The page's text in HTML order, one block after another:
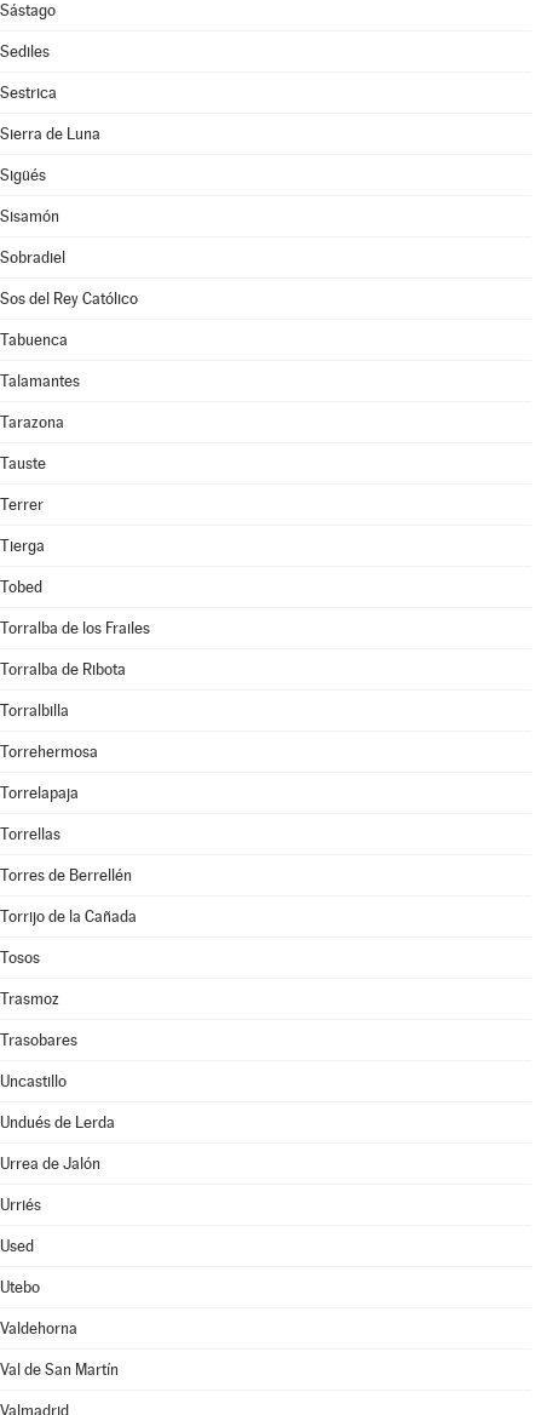
Sástago
Sediles
Sestrica
Sierra de Luna
Sigüés
Sisamón
Sobradiel
Sos del Rey Católico
Tabuenca
Talamantes
Tarazona
Tauste
Terrer
Tierga
Tobed
Torralba de los Frailes
Torralba de Ribota
Torralbilla
Torrehermosa
Torrelapaja
Torrellas
Torres de Berrellén
Torrijo de la Cañada
Tosos
Trasmoz
Trasobares
Uncastillo
Undués de Lerda
Urrea de Jalón
Urriés
Used
Utebo
Valdehorna
Val de San Martín
Valmadrid